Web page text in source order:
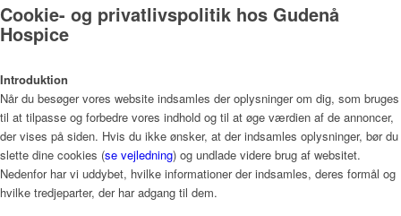
Pjece om Frivillighed på Gudenå Hospice (PDF)
Støtteforening
Formål
Cookie- og privatlivspolitik hos Gudenå
Hospice
Introduktion
Når du besøger vores website indsamles der oplysninger om dig, som bruges
til at tilpasse og forbedre vores indhold og til at øge værdien af de annoncer,
der vises på siden. Hvis du ikke ønsker, at der indsamles oplysninger, bør du
slette dine cookies (se vejledning) og undlade videre brug af websitet.
Nedenfor har vi uddybet, hvilke informationer der indsamles, deres formål og
hvilke tredjeparter, der har adgang til dem.